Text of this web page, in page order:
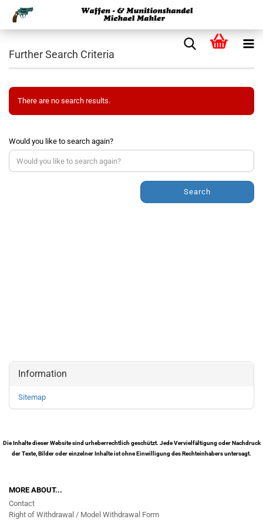
Further Search Criteria
There are no search results.
Would you like to search again?
Search
Information
Sitemap
Die Inhalte dieser Website sind urheberrechtlich geschützt. Jede Vervielfältigung oder Nachdruck
der Texte, Bilder oder einzelner Inhalte ist ohne Einwilligung des Rechteinhabers untersagt.
MORE ABOUT...
Contact
Right of Withdrawal / Model Withdrawal Form